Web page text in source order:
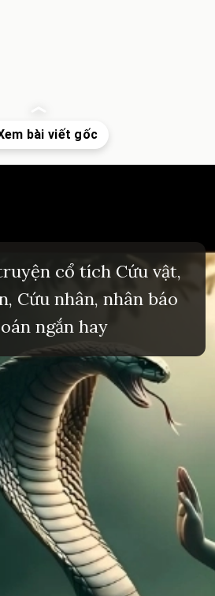
cổ tích Cứu vật,
Cứu nhân, nhân báo
oán ngắn hay